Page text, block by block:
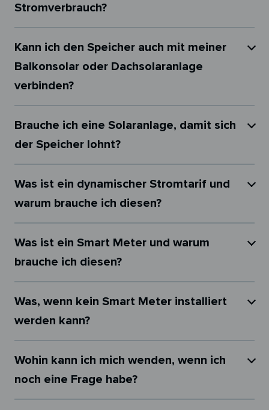
Stromverbrauch?
Kann ich den Speicher auch mit meiner
Balkonsolar oder Dachsolaranlage
verbinden?
Brauche ich eine Solaranlage, damit sich
der Speicher lohnt?
Was ist ein dynamischer Stromtarif und
warum brauche ich diesen?
Was ist ein Smart Meter und warum
brauche ich diesen?
Was, wenn kein Smart Meter installiert
werden kann?
Wohin kann ich mich wenden, wenn ich
noch eine Frage habe?